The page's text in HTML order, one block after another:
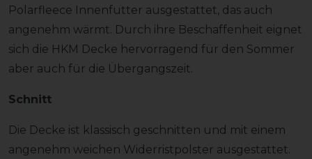
Polarfleece Innenfutter ausgestattet, das auch
angenehm wärmt. Durch ihre Beschaffenheit eignet
sich die HKM Decke hervorragend für den Sommer
aber auch für die Übergangszeit.
Schnitt
Die Decke ist klassisch geschnitten und mit einem
angenehm weichen Widerristpolster ausgestattet.